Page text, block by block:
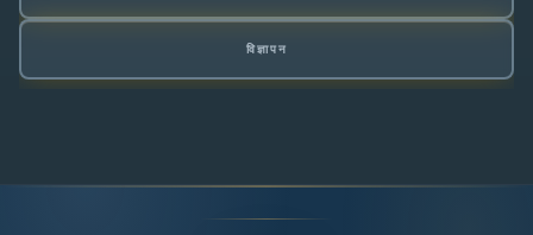
विज्ञापन